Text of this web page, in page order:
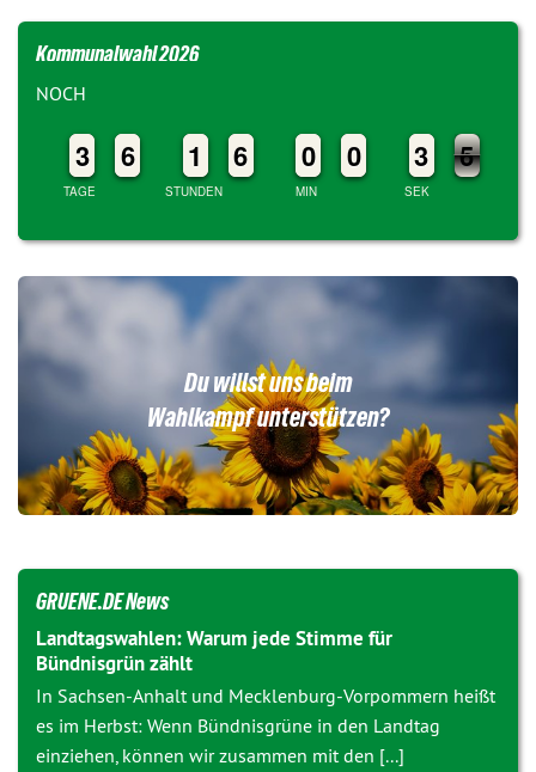
Kommunalwahl 2026
NOCH
TAGE
2
2
3
3 5
5
6
6
STUNDEN
1
1
1
1 5
5
6
6
MIN
9
9
0
0 9
9
0
0
SEK
2
2
3
3 6
5
5
Du willst uns beim
Wahlkampf unterstützen?
GRUENE.DE News
Landtagswahlen: Warum jede Stimme für
Bündnisgrün zählt
In Sachsen-Anhalt und Mecklenburg-Vorpommern heißt
es im Herbst: Wenn Bündnisgrüne in den Landtag
einziehen, können wir zusammen mit den [...]